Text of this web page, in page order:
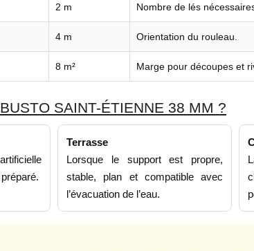
2 m Nombre de lés
4 m Orientation du rouleau.
8 m² Marge pour découpes et
SAINT-ÉTIENNE 38 MM ?
Terrasse
Lorsque le support est propre,
stable, plan et compatible avec
l’évacuation de l’eau.